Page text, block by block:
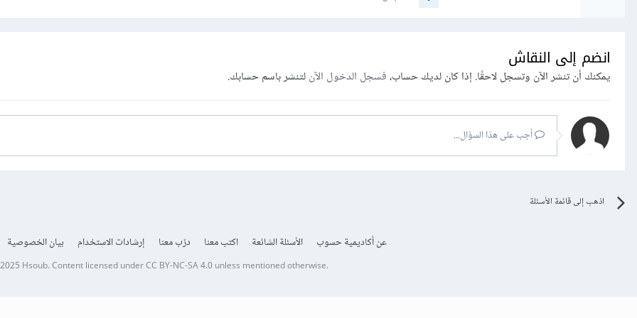
انضم إلى النقاش
يمكنك أن تنشر الآن وتسجل لاحقًا. إذا كان لديك حساب،فسجل الدخول الآنلتنشر باسم حسابك.
أجب على هذا السؤال...
اذهب إلى قائمة الأسئلة
عن أكاديمية حسوب الأسئلة الشائعة اكتب معنا درّب معنا إرشادات الاستخدام بيان الخصوصية
Hsoub.Content licensed underCC BY-NC-SA 4.0unless mentioned otherwise.